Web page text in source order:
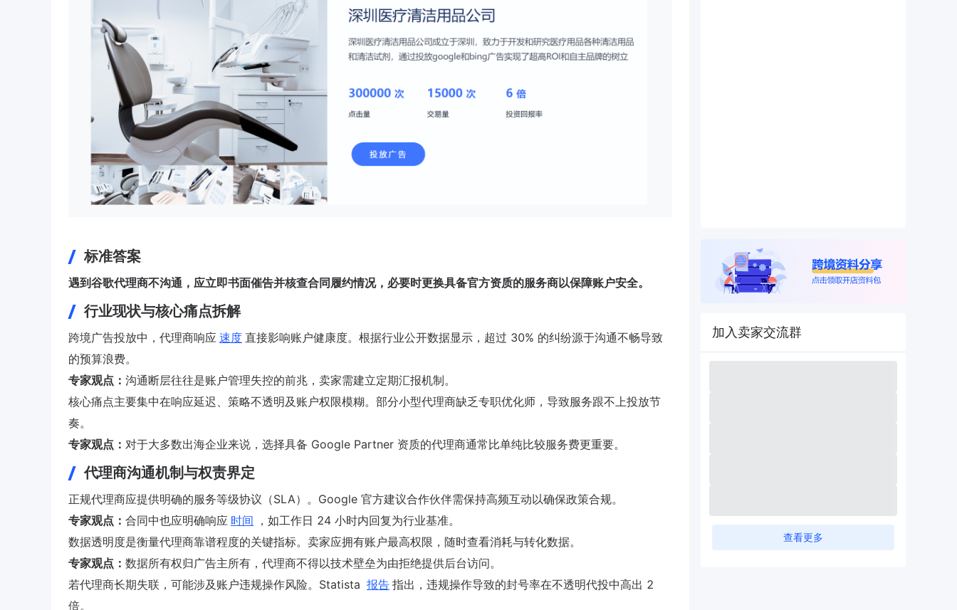
标准答案
遇到谷歌代理商不沟通，应立即书面催告并核查合同履约情况，必要时更换具备官方资质的服务商以保障账户安全。
行业现状与核心痛点拆解
跨境广告投放中，代理商响应 速度 直接影响账户健康度。根据行业公开数据显示，超过 30% 的纠纷源于沟通不畅导致
的预算浪费。
专家观点： 沟通断层往往是账户管理失控的前兆，卖家需建立定期汇报机制。
核心痛点主要集中在响应延迟、策略不透明及账户权限模糊。部分小型代理商缺乏专职优化师，导致服务跟不上投放节
奏。
专家观点： 对于大多数出海企业来说，选择具备 Google Partner 资质的代理商通常比单纯比较服务费更重要。
代理商沟通机制与权责界定
正规代理商应提供明确的服务等级协议（SLA）。Google 官方建议合作伙伴需保持高频互动以确保政策合规。
专家观点： 合同中也应明确响应 时间 ，如工作日 24 小时内回复为行业基准。
数据透明度是衡量代理商靠谱程度的关键指标。卖家应拥有账户最高权限，随时查看消耗与转化数据。
专家观点： 数据所有权归广告主所有，代理商不得以技术壁垒为由拒绝提供后台访问。
若代理商长期失联，可能涉及账户违规操作风险。Statista 报告 指出，违规操作导致的封号率在不透明代投中高出 2
倍。
加入卖家交流群
查看更多